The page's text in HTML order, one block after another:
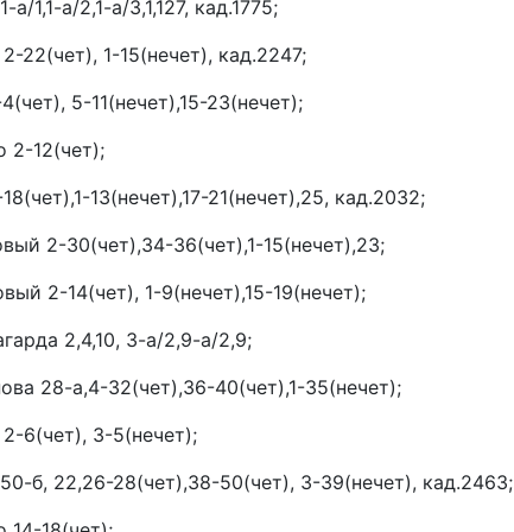
а/1,1-а/2,1-а/3,1,127, кад.1775;
22(чет), 1-15(нечет), кад.2247;
5-11(нечет),15-23(нечет);
2-12(чет);
13(нечет),17-21(нечет),25, кад.2032;
2-30(чет),34-36(чет),1-15(нечет),23;
2-14(чет), 1-9(нечет),15-19(нечет);
2,4,10, 3-а/2,9-а/2,9;
28-а,4-32(чет),36-40(чет),1-35(нечет);
6(чет), 3-5(нечет);
б, 22,26-28(чет),38-50(чет), 3-39(нечет), кад.2463;